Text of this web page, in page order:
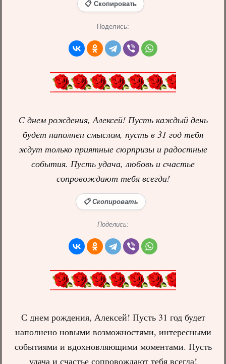
📋 Скопировать
Поделись:
С днем рождения, Алексей! Пусть каждый день
будет наполнен смыслом, пусть в 31 год тебя
ждут только приятные сюрпризы и радостные
события. Пусть удача, любовь и счастье
сопровождают тебя всегда!
📋 Скопировать
Поделись:
С днем рождения, Алексей! Пусть 31 год будет
наполнено новыми возможностями, интересными
событиями и вдохновляющими моментами. Пусть
удача и счастье сопровождают тебя всегда!